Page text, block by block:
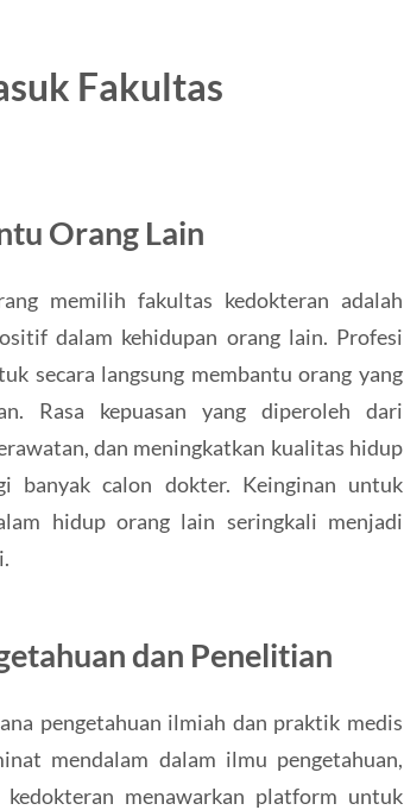
Fakultas
Orang Lain
memilih fakultas kedokteran adalah
dalam kehidupan orang lain. Profesi
secara langsung membantu orang yang
Rasa kepuasan yang diperoleh dari
dan meningkatkan kualitas hidup
banyak calon dokter. Keinginan untuk
hidup orang lain seringkali menjadi
dan Penelitian
pengetahuan ilmiah dan praktik medis
mendalam dalam ilmu pengetahuan,
menawarkan platform untuk